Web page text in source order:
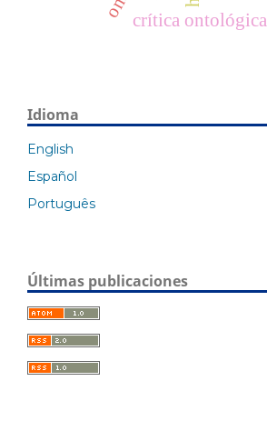
crítica ontológica
Idioma
English
Español
Português
Últimas publicaciones